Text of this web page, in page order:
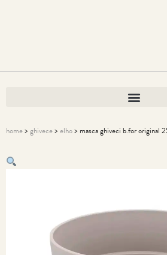
home>ghivece>elho> masca ghiveci b.for original